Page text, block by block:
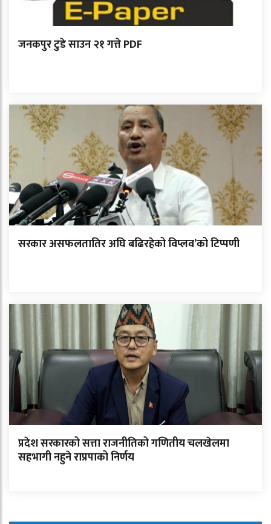
जनकपुर टुडे साउन २१ गत्ते PDF
सरकार असफलतातिर अघि बढिरहेको विप्लव’को टिप्पणी
प्रदेश सरकारको सत्ता राजनीतिको गणितीय चलखेलमा
सहभागी नहुने राप्रपाको निर्णय